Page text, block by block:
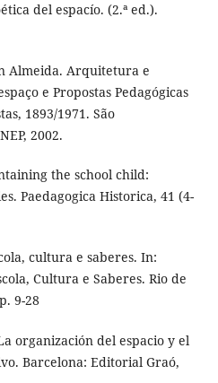
del espacío. (2.ª ed.).
Almeida. Arquitetura e
e Propostas Pedagógicas
1893/1971. São
2002.
the school child:
Paedagogica Historica, 41 (4-
cultura e saberes. In:
Cultura e Saberes. Rio de
9-28
organización del espacio y el
Barcelona: Editorial Graó,